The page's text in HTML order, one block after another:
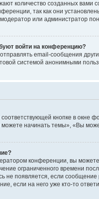
количество созданных
так как они
или администратор
войти на конференцию?
email-сообщения
системой анонимными
кнопке в окне
начинать темы», «Вы
конференции, вы
ограниченного времени
не появляется, если
если на него уже кто-то